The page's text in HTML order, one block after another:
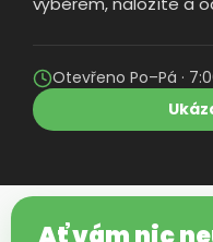
Otevřeno Po–Pá ·